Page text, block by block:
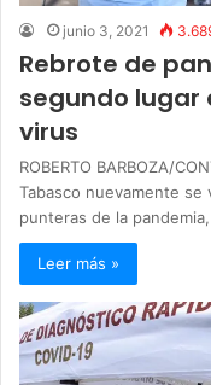
junio 3, 2021
Rebrote de
segundo lugar
virus
ROBERTO BARBOZA/
Tabasco nuevamente
punteras de la
Leer más »